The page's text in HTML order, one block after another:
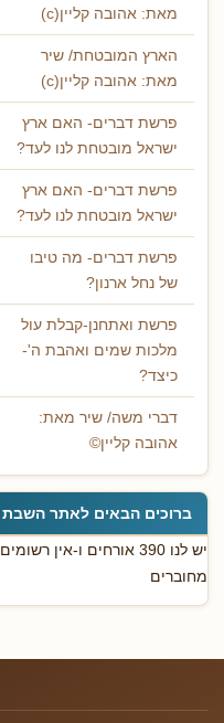
מאת: אהובה קליין(c)
הארץ המובטחת/ שיר
מאת: אהובה קליין(c)
פרשת דברים- האם ארץ
ישראל מובטחת לנו לעד?
פרשת דברים- האם ארץ
ישראל מובטחת לנו לעד?
פרשת דברים- מה טיבו
של נחל ארנון?
פרשת ואתחנן-קבלת עול
מלכות שמים ואהבת ה'-
כיצד?
דברי משה/ שיר מאת:
אהובה קליין©
ברוכים הבאים לאתר השבת
יש לנו 390 אורחים ו-אין רשומים
מחוברים